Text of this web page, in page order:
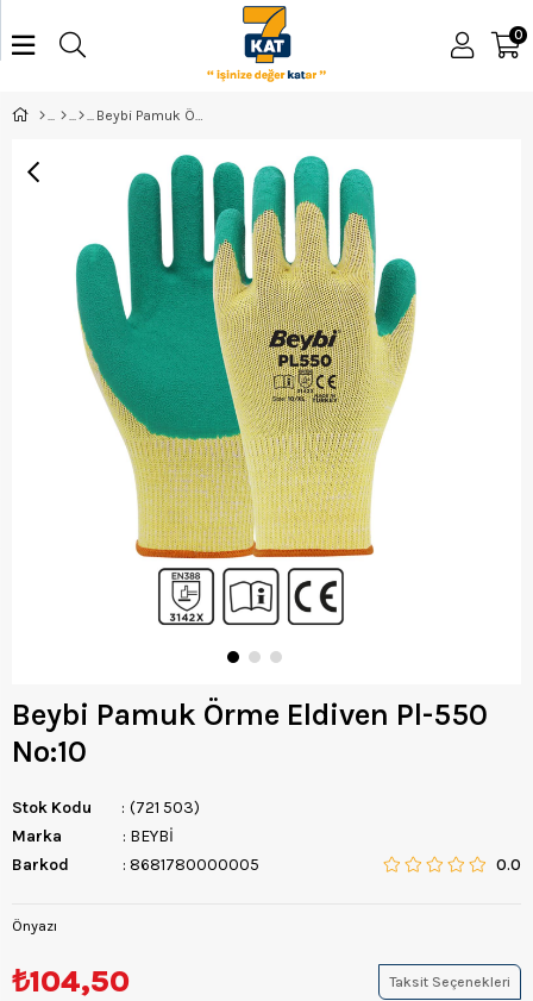
0
Beybi Pamuk Örme Eldiven Pl-550
No:10
Stok Kodu
(721 503)
Marka
: BEYBİ
Barkod
: 8681780000005 0.0
Önyazı
₺104,50 Taksit Seçenekleri